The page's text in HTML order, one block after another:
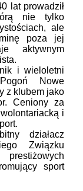
lat prowadził
nie tylko
ale
poza jej
aktywnym
i wieloletni
Nowe
z klubem jako
Ceniony za
i
działacz
Związku
sport